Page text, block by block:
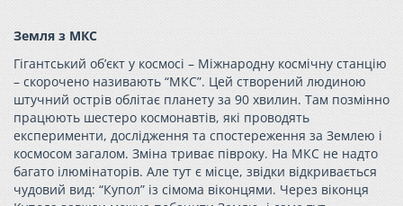
Земля з МКС
Гігантський об’єкт у космосі – Міжнародну космічну станцію
– скорочено називають “МКС”. Цей створений людиною
штучний острів облітає планету за 90 хвилин. Там позмінно
працюють шестеро космонавтів, які проводять
експерименти, дослідження та спостереження за Землею і
космосом загалом. Зміна триває півроку. На МКС не надто
багато ілюмінаторів. Але тут є місце, звідки відкривається
чудовий вид: “Купол” із сімома віконцями. Через віконця